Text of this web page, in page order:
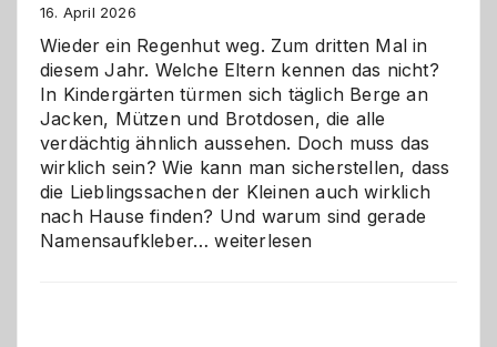
die
richtige
Wahl?
16. April 2026
Wieder ein Regenhut weg. Zum dritten Mal in
diesem Jahr. Welche Eltern kennen das nicht?
In Kindergärten türmen sich täglich Berge an
Jacken, Mützen und Brotdosen, die alle
verdächtig ähnlich aussehen. Doch muss das
wirklich sein? Wie kann man sicherstellen, dass
die Lieblingssachen der Kleinen auch wirklich
nach Hause finden? Und warum sind gerade
Namensaufkleber…Namensaufkleber
weiterlesen